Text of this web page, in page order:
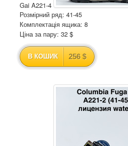
Gai A221-4
Розмірний ряд: 41-45
Комплектація ящика: 8
Ціна за пару: 32 $
В КОШИК 256 $